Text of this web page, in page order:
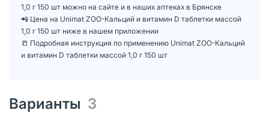
1,0 г 150 шт можно на сайте и в наших аптеках в Брянске
📲 Цена на Unimat ZOO-Кальций и витамин D таблетки массой
1,0 г 150 шт ниже в нашем приложении
📒 Подробная инструкция по применению Unimat ZOO-Кальций
и витамин D таблетки массой 1,0 г 150 шт
Варианты 3